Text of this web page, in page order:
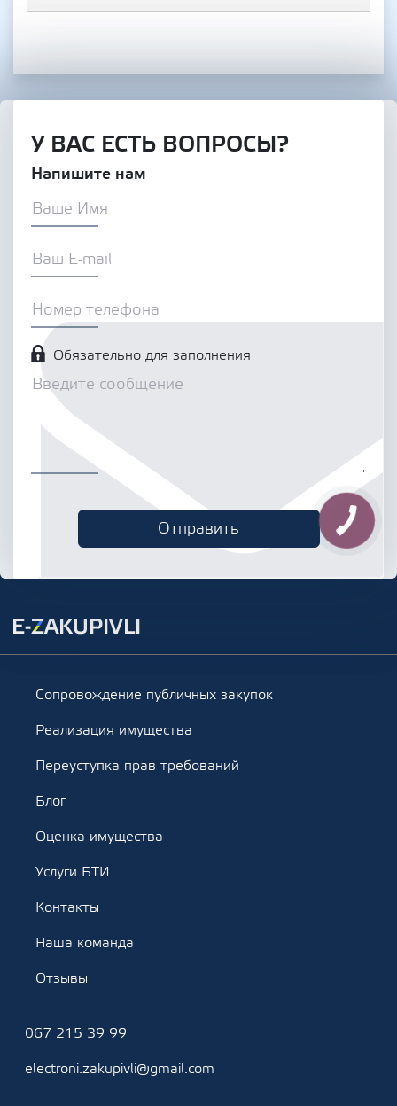
У ВАС ЕСТЬ ВОПРОСЫ?
Напишите нам
Обязательно для заполнения
Сопровождение публичных закупок
Реализация имущества
Переуступка прав требований
Блог
Оценка имущества
Услуги БТИ
Контакты
Наша команда
Отзывы
067 215 39 99
electroni.zakupivli@gmail.com